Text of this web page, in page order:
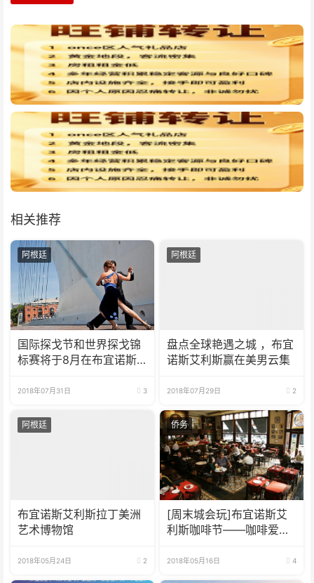
相关推荐
阿根廷
国际探戈节和世界探戈锦
标赛将于8月在布宜诺斯
2018年07月31日 3
阿根廷
盘点全球艳遇之城 ，布宜
诺斯艾利斯赢在美男云集
2018年07月29日 2
阿根廷
布宜诺斯艾利斯拉丁美洲
艺术博物馆
2018年05月24日 2
侨务
[周末城会玩]布宜诺斯艾
利斯咖啡节——咖啡爱好
2018年05月16日 4